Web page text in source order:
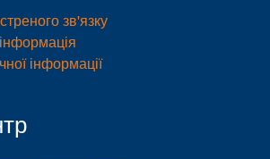
зв'язку
інформації